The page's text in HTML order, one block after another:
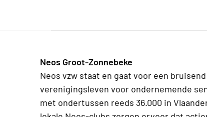
Neos Groot-Zonnebeke
Neos vzw staat en gaat voor een bruisend
verenigingsleven voor ondernemende
met ondertussen reeds 36.000 in